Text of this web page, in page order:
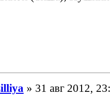
» 31 авг 2012,